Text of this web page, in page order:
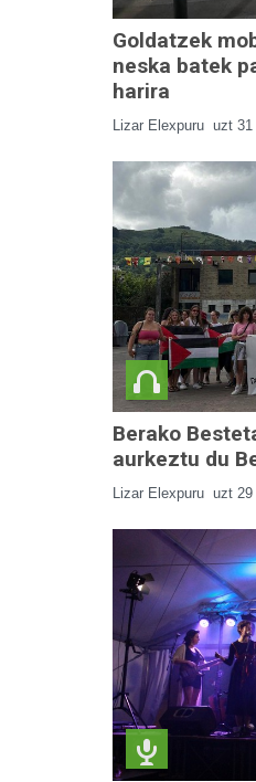
Goldatzek
neska batek
harira
Lizar Elexpuru uzt 31
Berako
aurkeztu du
Lizar Elexpuru uzt 29